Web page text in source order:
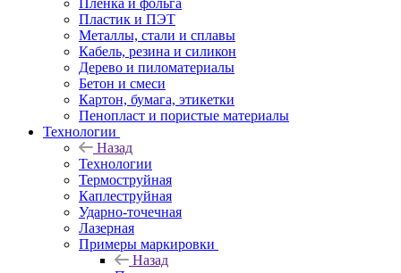
Пленка и фольга
Пластик и ПЭТ
Металлы, стали и сплавы
Кабель, резина и силикон
Дерево и пиломатериалы
Бетон и смеси
Картон, бумага, этикетки
Пенопласт и пористые материалы
Технологии
Назад
Технологии
Термоструйная
Каплеструйная
Ударно-точечная
Лазерная
Примеры маркировки
Назад